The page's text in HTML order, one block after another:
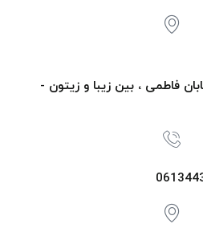
فاطمی ، بین زیبا و زیتون -